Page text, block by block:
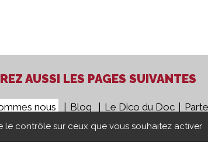
AUSSI LES PAGES SUIVANTES
nous Blog Le Dico du Doc
CGV Presse Groupe 5COM Aide
le contrôle sur ceux que vous souhaitez activer